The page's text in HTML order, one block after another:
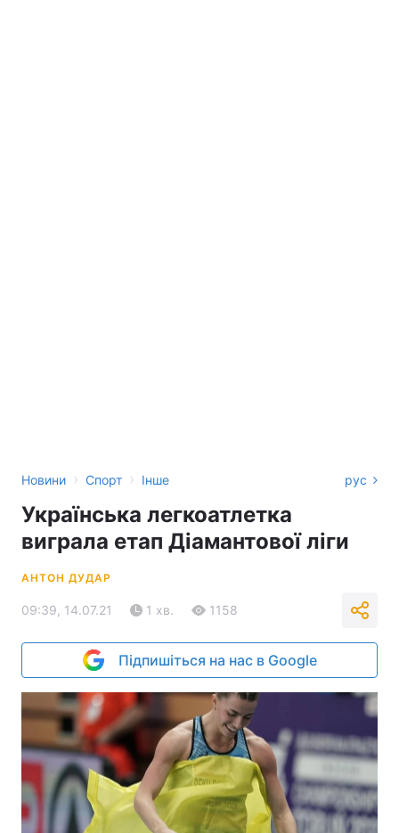
Новини › Спорт › Інше рус
Українська легкоатлетка
виграла етап Діамантової ліги
АНТОН ДУДАР
09:39, 14.07.21 1 хв. 1158
Підпишіться на нас в Google